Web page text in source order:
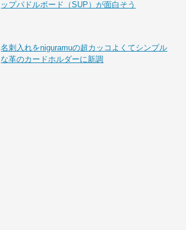
ップパドルボード（SUP）が面白そう
名刺入れをniguramuの超カッコよくてシンプル
な革のカードホルダーに新調